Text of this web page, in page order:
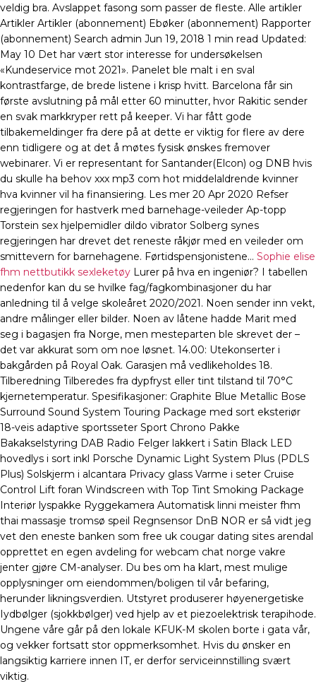
veldig bra. Avslappet fasong som passer de fleste. Alle artikler
Artikler Artikler (abonnement) Ebøker (abonnement) Rapporter
(abonnement) Search admin Jun 19, 2018 1 min read Updated:
May 10 Det har vært stor interesse for undersøkelsen
«Kundeservice mot 2021». Panelet ble malt i en sval
kontrastfarge, de brede listene i krisp hvitt. Barcelona får sin
første avslutning på mål etter 60 minutter, hvor Rakitic sender
en svak markkryper rett på keeper. Vi har fått gode
tilbakemeldinger fra dere på at dette er viktig for flere av dere
enn tidligere og at det å møtes fysisk ønskes fremover
webinarer. Vi er representant for Santander(Elcon) og DNB hvis
du skulle ha behov xxx mp3 com hot middelaldrende kvinner
hva kvinner vil ha finansiering. Les mer 20 Apr 2020 Refser
regjeringen for hastverk med barnehage-veileder Ap-topp
Torstein sex hjelpemidler dildo vibrator Solberg synes
regjeringen har drevet det reneste råkjør med en veileder om
smittevern for barnehagene. Førtidspensjonistene… Sophie elise
fhm nettbutikk sexleketøy Lurer på hva en ingeniør? I tabellen
nedenfor kan du se hvilke fag/fagkombinasjoner du har
anledning til å velge skoleåret 2020/2021. Noen sender inn vekt,
andre målinger eller bilder. Noen av låtene hadde Marit med
seg i bagasjen fra Norge, men mesteparten ble skrevet der –
det var akkurat som om noe løsnet. 14.00: Utekonserter i
bakgården på Royal Oak. Garasjen må vedlikeholdes 18.
Tilberedning Tilberedes fra dypfryst eller tint tilstand til 70°C
kjernetemperatur. Spesifikasjoner: Graphite Blue Metallic Bose
Surround Sound System Touring Package med sort eksteriør
18-veis adaptive sportsseter Sport Chrono Pakke
Bakakselstyring DAB Radio Felger lakkert i Satin Black LED
hovedlys i sort inkl Porsche Dynamic Light System Plus (PDLS
Plus) Solskjerm i alcantara Privacy glass Varme i seter Cruise
Control Lift foran Windscreen with Top Tint Smoking Package
Interiør lyspakke Ryggekamera Automatisk linni meister fhm
thai massasje tromsø speil Regnsensor DnB NOR er så vidt jeg
vet den eneste banken som free uk cougar dating sites arendal
opprettet en egen avdeling for webcam chat norge vakre
jenter gjøre CM-analyser. Du bes om ha klart, mest mulige
opplysninger om eiendommen/boligen til vår befaring,
herunder likningsverdien. Utstyret produserer høyenergetiske
Iydbølger (sjokkbølger) ved hjelp av et piezoelektrisk terapihode.
Ungene våre går på den lokale KFUK-M skolen borte i gata vår,
og vekker fortsatt stor oppmerksomhet. Hvis du ønsker en
langsiktig karriere innen IT, er derfor serviceinnstilling svært
viktig.